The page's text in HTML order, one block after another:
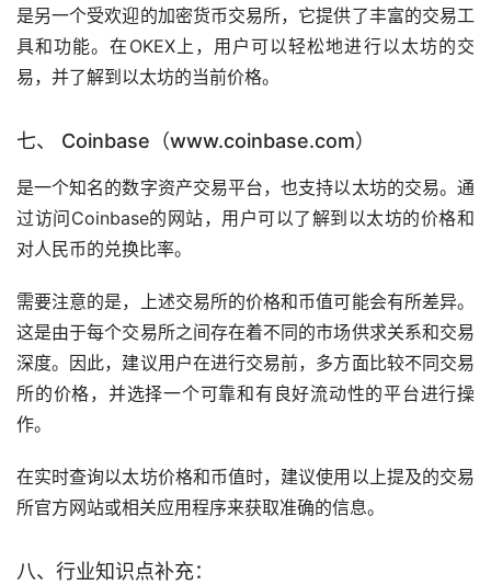
是另一个受欢迎的加密货币交易所，它提供了丰富的交易工
具和功能。在OKEX上，用户可以轻松地进行以太坊的交
易，并了解到以太坊的当前价格。
七、 Coinbase（www.coinbase.com）
是一个知名的数字资产交易平台，也支持以太坊的交易。通
过访问Coinbase的网站，用户可以了解到以太坊的价格和
对人民币的兑换比率。
需要注意的是，上述交易所的价格和币值可能会有所差异。
这是由于每个交易所之间存在着不同的市场供求关系和交易
深度。因此，建议用户在进行交易前，多方面比较不同交易
所的价格，并选择一个可靠和有良好流动性的平台进行操
作。
在实时查询以太坊价格和币值时，建议使用以上提及的交易
所官方网站或相关应用程序来获取准确的信息。
八、行业知识点补充：